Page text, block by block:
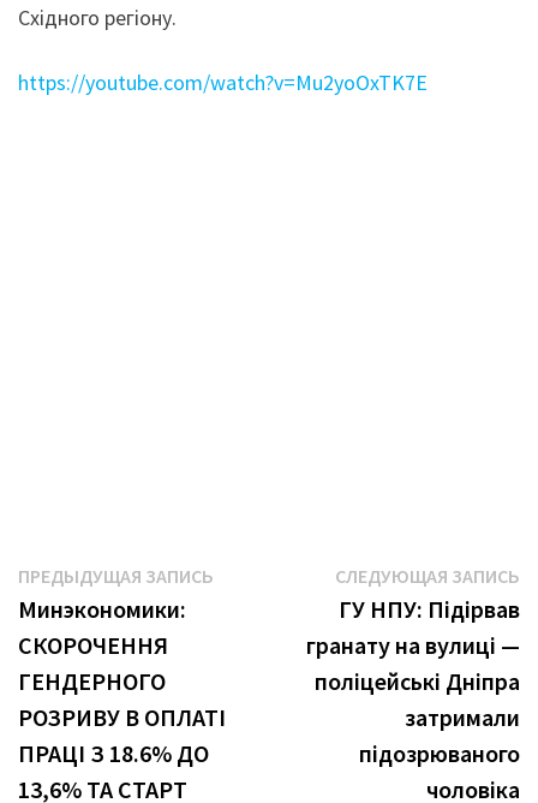
Східного регіону.
https://youtube.com/watch?v=Mu2yoOxTK7E
Навигация
по
записям
ПРЕДЫДУЩАЯ ЗАПИСЬ
Минэкономики:
СКОРОЧЕННЯ
ГЕНДЕРНОГО
РОЗРИВУ В ОПЛАТІ
ПРАЦІ З 18.6% ДО
13,6% ТА СТАРТ
СЛЕДУЮЩАЯ ЗАПИСЬ
ГУ НПУ: Підірвав
гранату на вулиці —
поліцейські Дніпра
затримали
підозрюваного
чоловіка